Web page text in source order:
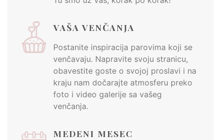
VAŠA VENČANJA
Postanite inspiracija parovima koji se
venčavaju. Napravite svoju stranicu,
obavestite goste o svojoj proslavi i na
kraju nam dočarajte atmosferu preko
foto i video galerije sa vašeg
venčanja.
MEDENI MESEC